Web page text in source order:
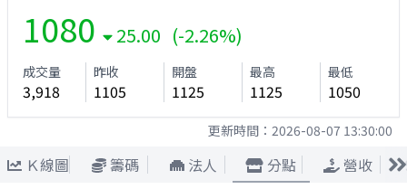
1080 25.00 (-2.26%)
成交量
3,918
昨收
1105
開盤
1125
最高
1125
最低
1050
更新時間： 2026-08-07 13:30:00
Ｋ線圖 籌碼 法人 分點 營收